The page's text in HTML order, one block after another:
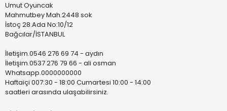
Umut Oyuncak
Mahmutbey Mah.2448 sok
İstoç 28.Ada No:10/12
Bağcılar/İSTANBUL
İletişim.0546 276 69 74 - aydın
İletişim.0537 276 79 66 - ali osman
Whatsapp.0000000000
Haftaiçi 007:30 - 18:00 Cumartesi 10:00 - 14:00
saatleri arasında ulaşabilirsiniz.